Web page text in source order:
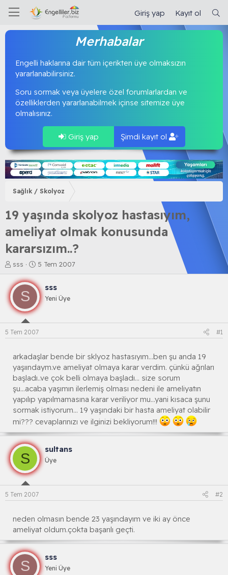
Giriş yap Kayıt ol
Merhabalar
Engelli haklarına dair tüm içerikten üye olmaksızın
yararlanabilirsiniz.
Soru sormak veya üyelere özel forumlarlardan ve
özelliklerden yararlanabilmek içinse sitemize üye
olmalısınız.
Giriş yap Şimdi kayıt ol
Sağlık / Skolyoz
19 yaşında skolyoz hastasıyım,
ameliyat olmak konusunda
kararsızım..?
K
o
n
b
u
y
a
l
a
t
a
n
sss
B
a
ş
l
a
n
ç
a
r
h
i
5 Tem 2007
S
sss
Yeni Üye
5 Tem 2007 #1
arkadaşlar bende bir sklyoz hastasıyım...ben şu anda 19
yaşıındaym.ve ameliyat olmaya karar verdim. çünkü ağrıları
başladı..ve çok belli olmaya başladı... size sorum
şu...acaba yaşımın ilerlemiş olması nedeni ile ameliyatın
yapılıp yapılmamasına karar veriliyor mu...yani kısaca şunu
sormak istiyorum... 19 yaşındaki bir hasta ameliyat olabilir
mi??? cevaplarınızı ve ilginizi bekliyorum!!!
S
sultans
Üye
5 Tem 2007 #2
neden olmasın bende 23 yaşındayım ve iki ay önce
ameliyat oldum.çokta başarılı geçti.
S
sss
Yeni Üye